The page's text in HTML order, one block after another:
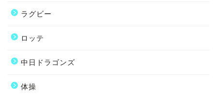
ラグビー
ロッテ
中日ドラゴンズ
体操